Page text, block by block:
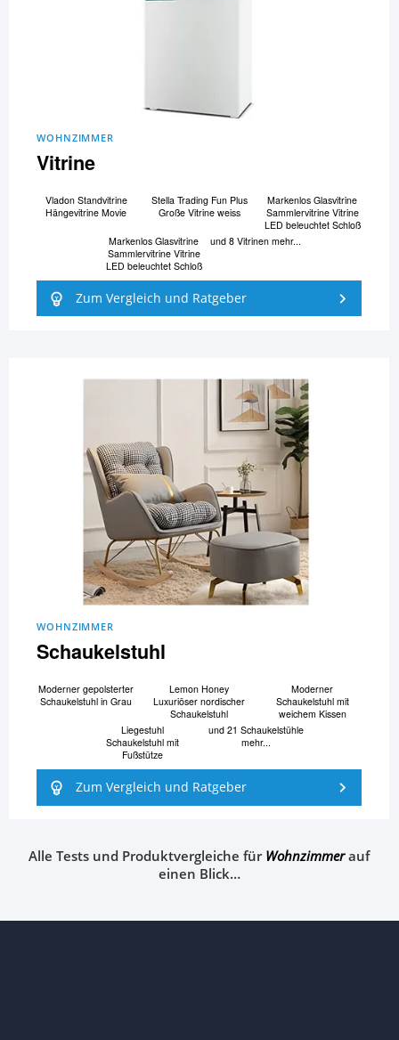
WOHNZIMMER
Vitrine
Vladon Standvitrine
Hängevitrine Movie
Stella Trading Fun Plus
Große Vitrine weiss
Markenlos Glasvitrine
Sammlervitrine Vitrine
LED beleuchtet Schloß
Markenlos Glasvitrine
Sammlervitrine Vitrine
LED beleuchtet Schloß
und 8 Vitrinen mehr...
Zum Vergleich und Ratgeber
WOHNZIMMER
Schaukelstuhl
Moderner gepolsterter
Schaukelstuhl in Grau
Lemon Honey
Luxuriöser nordischer
Schaukelstuhl
Moderner
Schaukelstuhl mit
weichem Kissen
Liegestuhl
Schaukelstuhl mit
Fußstütze
und 21 Schaukelstühle
mehr...
Zum Vergleich und Ratgeber
Alle Tests und Produktvergleiche fürWohnzimmerauf
einen Blick…